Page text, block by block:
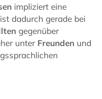
impliziert eine
dadurch gerade bei
gegenüber
unter Freunden und